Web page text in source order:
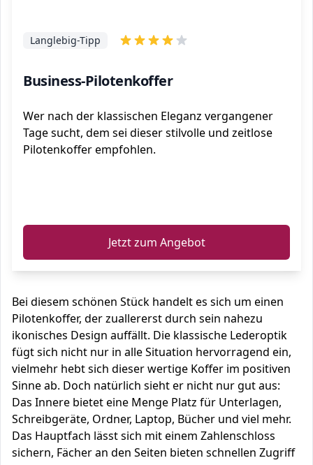
Business-Pilotenkoffer
Langlebig-Tipp
Wer nach der klassischen Eleganz vergangener
Tage sucht, dem sei dieser stilvolle und zeitlose
Pilotenkoffer empfohlen.
Jetzt zum Angebot
Bei diesem schönen Stück handelt es sich um einen
Pilotenkoffer, der zuallererst durch sein nahezu
ikonisches Design auffällt. Die klassische Lederoptik
fügt sich nicht nur in alle Situation hervorragend ein,
vielmehr hebt sich dieser wertige Koffer im positiven
Sinne ab. Doch natürlich sieht er nicht nur gut aus:
Das Innere bietet eine Menge Platz für Unterlagen,
Schreibgeräte, Ordner, Laptop, Bücher und viel mehr.
Das Hauptfach lässt sich mit einem Zahlenschloss
sichern, Fächer an den Seiten bieten schnellen Zugriff